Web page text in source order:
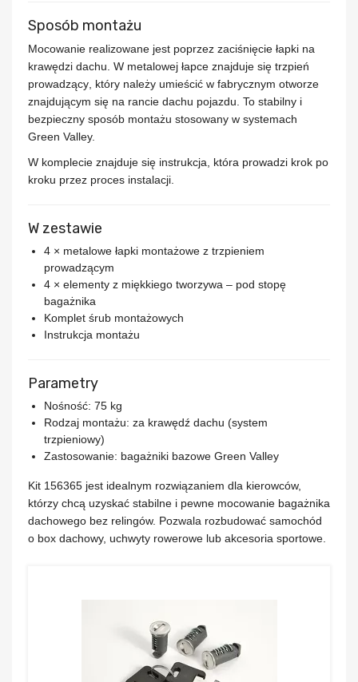
Sposób montażu
Mocowanie realizowane jest poprzez zaciśnięcie łapki na
krawędzi dachu. W metalowej łapce znajduje się trzpień
prowadzący, który należy umieścić w fabrycznym otworze
znajdującym się na rancie dachu pojazdu. To stabilny i
bezpieczny sposób montażu stosowany w systemach
Green Valley.
W komplecie znajduje się instrukcja, która prowadzi krok po
kroku przez proces instalacji.
W zestawie
4 × metalowe łapki montażowe z trzpieniem
prowadzącym
4 × elementy z miękkiego tworzywa – pod stopę
bagażnika
Komplet śrub montażowych
Instrukcja montażu
Parametry
Nośność: 75 kg
Rodzaj montażu: za krawędź dachu (system
trzpieniowy)
Zastosowanie: bagażniki bazowe Green Valley
Kit 156365 jest idealnym rozwiązaniem dla kierowców,
którzy chcą uzyskać stabilne i pewne mocowanie bagażnika
dachowego bez relingów. Pozwala rozbudować samochód
o box dachowy, uchwyty rowerowe lub akcesoria sportowe.